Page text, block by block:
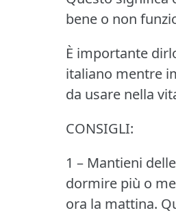
bene o non
È importante
italiano mentre
da usare nella
CONSIGLI:
1 – Mantieni
dormire più o
ora la mattina.